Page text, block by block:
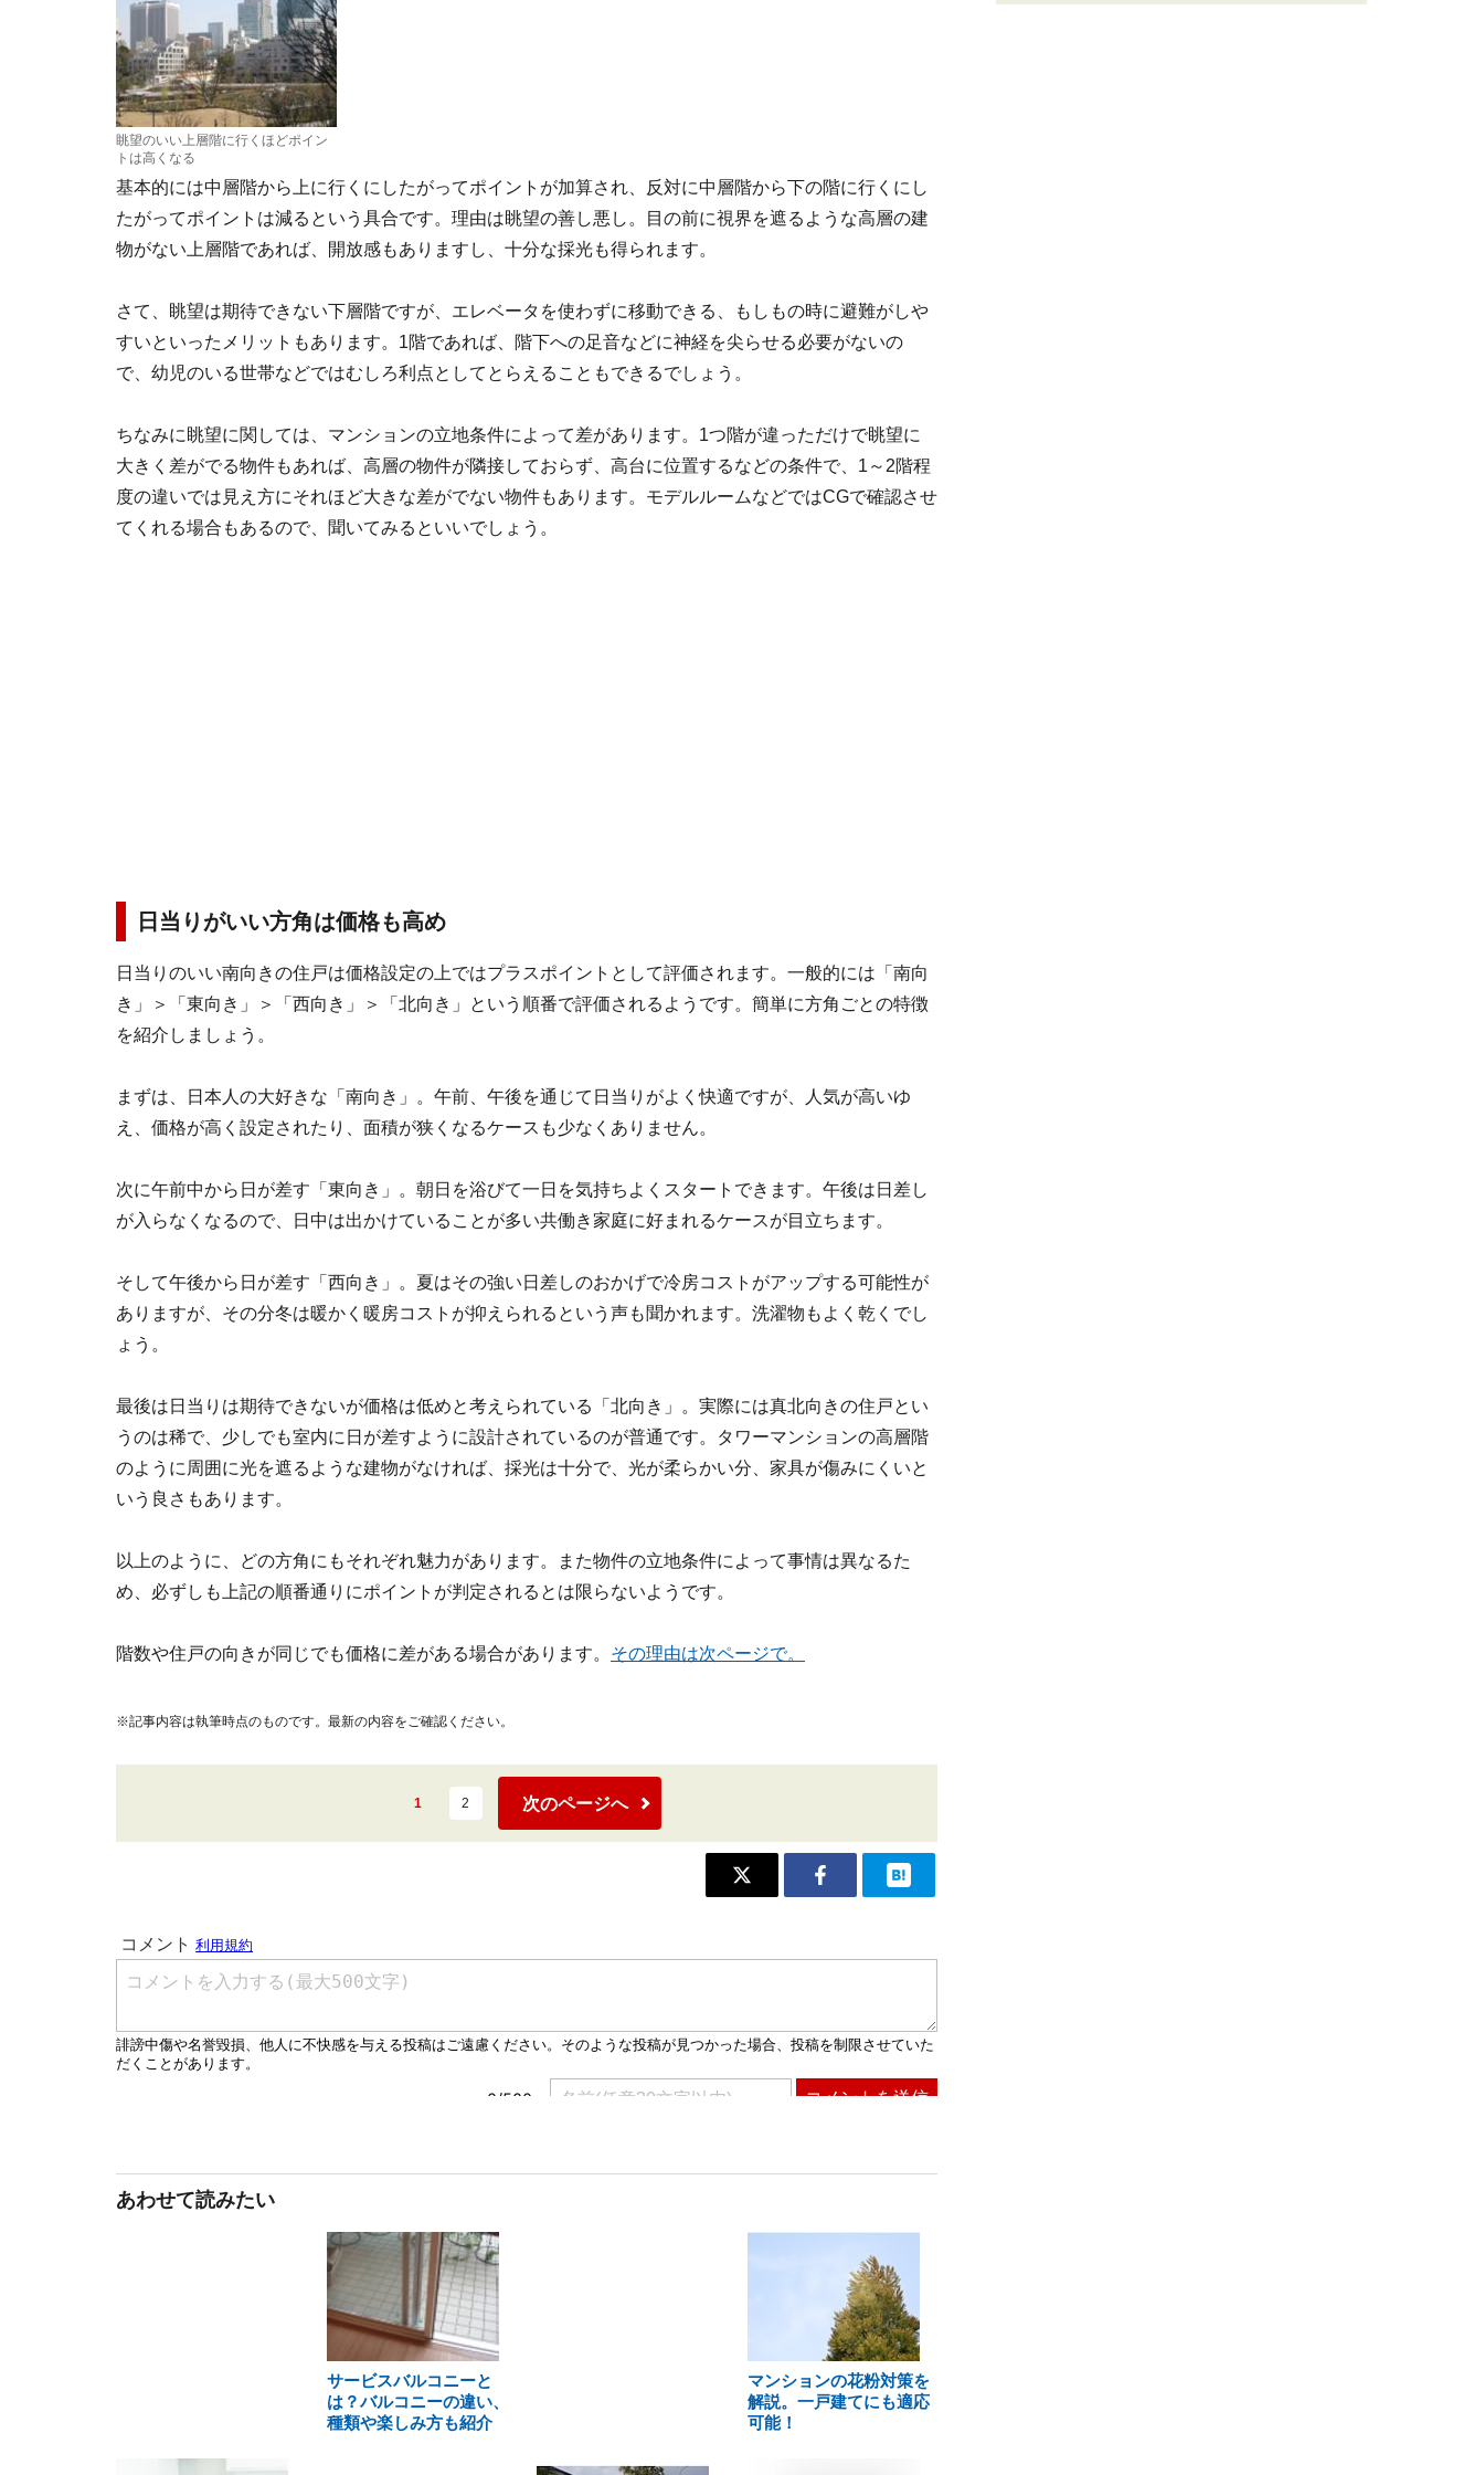
眺望のいい上層階に行くほどポイン
トは高くなる
基本的には中層階から上に行くにしたがってポイントが加算され、反対に中層階から下の階に行くにし
たがってポイントは減るという具合です。理由は眺望の善し悪し。目の前に視界を遮るような高層の建
物がない上層階であれば、開放感もありますし、十分な採光も得られます。
さて、眺望は期待できない下層階ですが、エレベータを使わずに移動できる、もしもの時に避難がしや
すいといったメリットもあります。1階であれば、階下への足音などに神経を尖らせる必要がないの
で、幼児のいる世帯などではむしろ利点としてとらえることもできるでしょう。
ちなみに眺望に関しては、マンションの立地条件によって差があります。1つ階が違っただけで眺望に
大きく差がでる物件もあれば、高層の物件が隣接しておらず、高台に位置するなどの条件で、1～2階程
度の違いでは見え方にそれほど大きな差がでない物件もあります。モデルルームなどではCGで確認させ
てくれる場合もあるので、聞いてみるといいでしょう。
日当りがいい方角は価格も高め
日当りのいい南向きの住戸は価格設定の上ではプラスポイントとして評価されます。一般的には「南向
き」＞「東向き」＞「西向き」＞「北向き」という順番で評価されるようです。簡単に方角ごとの特徴
を紹介しましょう。
まずは、日本人の大好きな「南向き」。午前、午後を通じて日当りがよく快適ですが、人気が高いゆ
え、価格が高く設定されたり、面積が狭くなるケースも少なくありません。
次に午前中から日が差す「東向き」。朝日を浴びて一日を気持ちよくスタートできます。午後は日差し
が入らなくなるので、日中は出かけていることが多い共働き家庭に好まれるケースが目立ちます。
そして午後から日が差す「西向き」。夏はその強い日差しのおかげで冷房コストがアップする可能性が
ありますが、その分冬は暖かく暖房コストが抑えられるという声も聞かれます。洗濯物もよく乾くでし
ょう。
最後は日当りは期待できないが価格は低めと考えられている「北向き」。実際には真北向きの住戸とい
うのは稀で、少しでも室内に日が差すように設計されているのが普通です。タワーマンションの高層階
のように周囲に光を遮るような建物がなければ、採光は十分で、光が柔らかい分、家具が傷みにくいと
いう良さもあります。
以上のように、どの方角にもそれぞれ魅力があります。また物件の立地条件によって事情は異なるた
め、必ずしも上記の順番通りにポイントが判定されるとは限らないようです。
階数や住戸の向きが同じでも価格に差がある場合があります。 その理由は次ページで。
※記事内容は執筆時点のものです。最新の内容をご確認ください。
1 2 次のページへ
あわせて読みたい
サービスバルコニーと
は？バルコニーの違い、
種類や楽しみ方も紹介
マンションの花粉対策を
解説。一戸建てにも適応
可能！